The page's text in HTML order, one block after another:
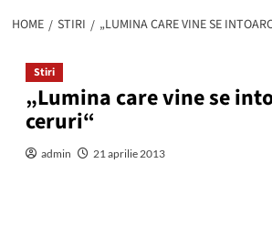
HOME STIRI „LUMINA CARE VINE SE
Stiri
„Lumina care vine se
ceruri“
admin 21 aprilie 2013